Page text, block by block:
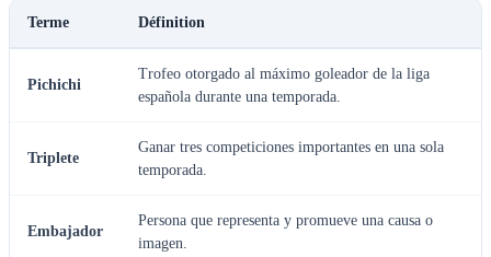
Terme Définition
Pichichi
Trofeo otorgado al máximo goleador de la liga
española durante una temporada.
Triplete
Ganar tres competiciones importantes en una sola
temporada.
Embajador
Persona que representa y promueve una causa o
imagen.